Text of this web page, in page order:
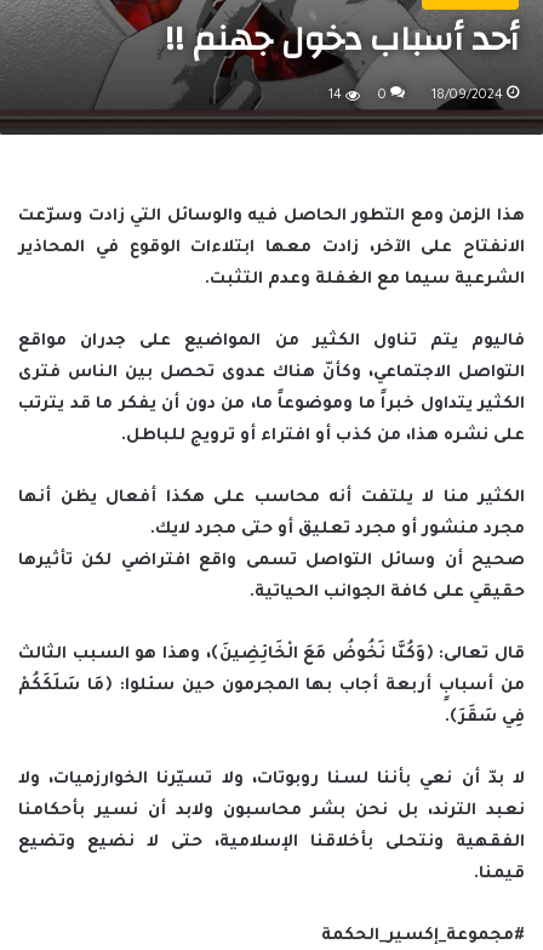
أحد أسباب دخول جهنم !!
18/09/2024
0
14
هذا الزمن ومع التطور الحاصل فيه والوسائل التي زادت وسرّعت
الانفتاح على الآخر، زادت معها ابتلاءات الوقوع في المحاذير
الشرعية سيما مع الغفلة وعدم التثبت.
فاليوم يتم تناول الكثير من المواضيع على جدران مواقع
التواصل الاجتماعي، وكأنّ هناك عدوى تحصل بين الناس فترى
الكثير يتداول خبراً ما وموضوعاً ما، من دون أن يفكر ما قد يترتب
على نشره هذا، من كذب أو افتراء أو ترويج للباطل.
الكثير منا لا يلتفت أنه محاسب على هكذا أفعال يظن أنها
مجرد منشور أو مجرد تعليق أو حتى مجرد لايك.
صحيح أن وسائل التواصل تسمى واقع افتراضي لكن تأثيرها
حقيقي على كافة الجوانب الحياتية.
قال تعالى: ﴿وَكُنَّا نَخُوضُ مَعَ الْخَائِضِينَ﴾، وهذا هو السبب الثالث
من أسبابٍ أربعة أجاب بها المجرمون حين سئلوا: ﴿مَا سَلَكَكُمْ
فِي سَقَرَ﴾.
لا بدّ أن نعي بأننا لسنا روبوتات، ولا تسيّرنا الخوارزميات، ولا
نعبد الترند، بل نحن بشر محاسبون ولابد أن نسير بأحكامنا
الفقهية ونتحلى بأخلاقنا الإسلامية، حتى لا نضيع وتضيع
قيمنا.
#مجموعة_إكسير_الحكمة